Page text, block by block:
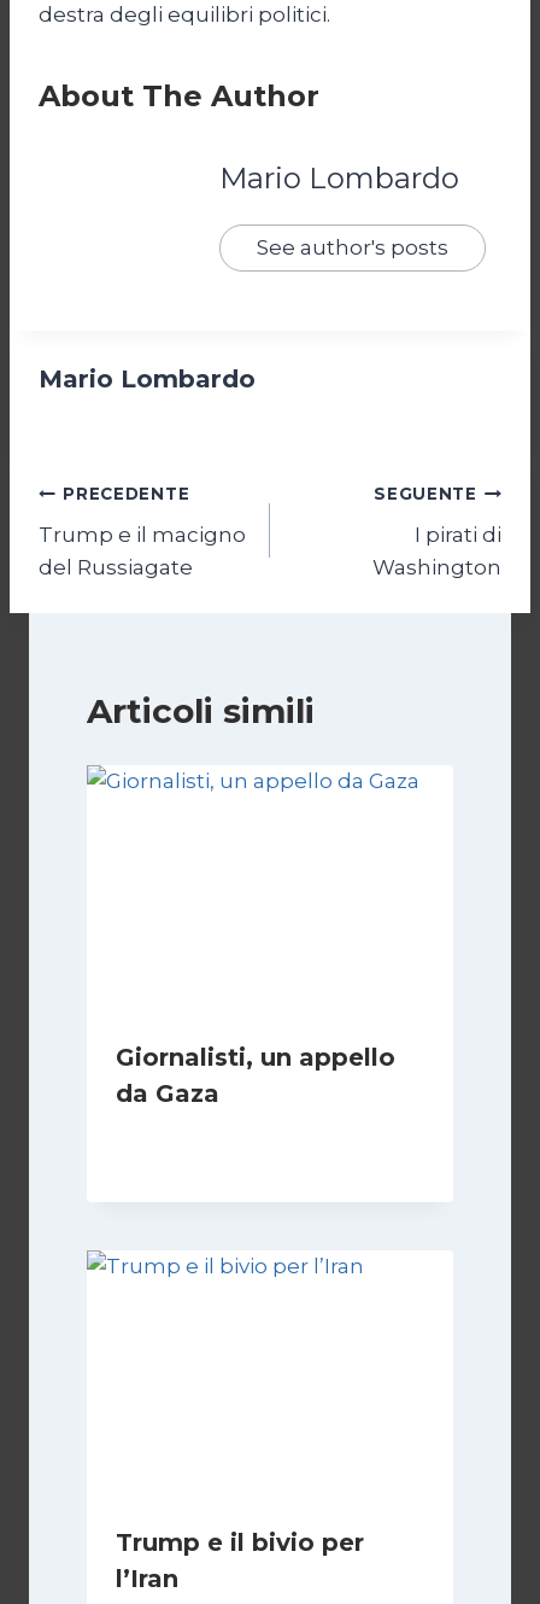
destra degli equilibri politici.
About The Author
Mario Lombardo
See author's posts
Mario Lombardo
Navigazione
articoli
PRECEDENTE
Trump e il macigno
del Russiagate
SEGUENTE
I pirati di
Washington
Articoli simili
Giornalisti, un appello
da Gaza
Trump e il bivio per
l’Iran